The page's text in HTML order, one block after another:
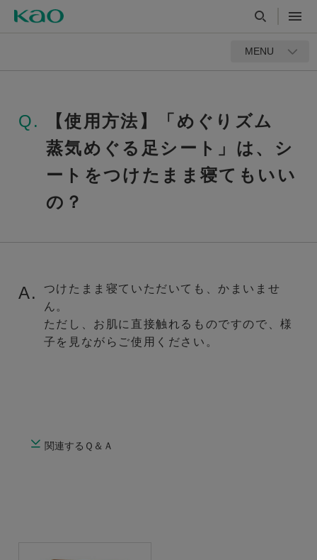
MENU
Q.
【使用方法】「めぐりズム
蒸気めぐる足シート」は、シ
ートをつけたまま寝てもいい
の？
A.
つけたまま寝ていただいても、かまいませ
ん。
ただし、お肌に直接触れるものですので、様
子を見ながらご使用ください。
関連するＱ＆Ａ